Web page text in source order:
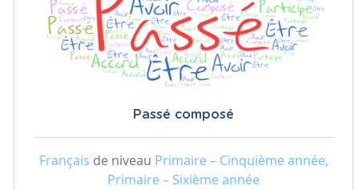
Passé composé
Français de niveau Primaire – Cinquième année,
Primaire – Sixième année